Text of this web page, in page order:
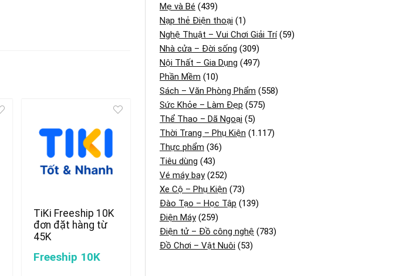
TiKi Freeship 10K
đơn đặt hàng từ
45K
Freeship 10K
Mẹ và Bé (439)
Nạp thẻ Điện thoại (1)
Nghệ Thuật – Vui Chơi Giải Trí(59)
Nhà cửa – Đời sống (309)
Nội Thất – Gia Dụng (497)
Phần Mềm (10)
Sách – Văn Phòng Phẩm (558)
Sức Khỏe – Làm Đẹp (575)
Thể Thao – Dã Ngoại (5)
Thời Trang – Phụ Kiện (1.117)
Thực phẩm (36)
Tiêu dùng (43)
Vé máy bay(252)
Xe Cộ – Phụ Kiện (73)
Đào Tạo – Học Tập (139)
Điện Máy(259)
Điện tử – Đồ công nghệ (783)
Đồ Chơi – Vật Nuôi (53)